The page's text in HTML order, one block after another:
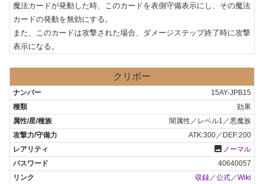
魔法カードが発動した時、このカードを表側守備表示にし、その魔法
カードの発動を無効にする。
また、このカードは攻撃された場合、ダメージステップ終了時に攻撃
表示になる。
クリボー
15AY-JPB15
効果
闇属性／レベル1／悪魔族
ATK:300／DEF:200
photo ノーマル
40640057
収録／公式／Wiki